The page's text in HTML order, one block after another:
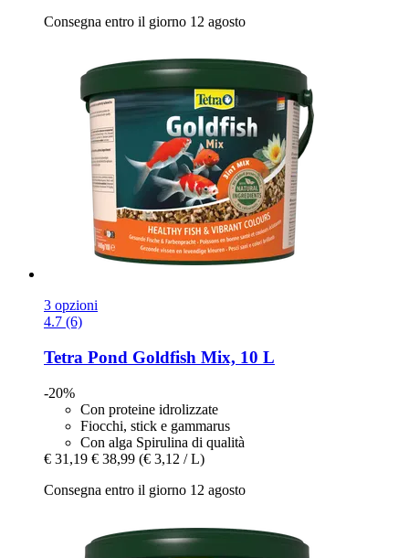
Consegna entro il giorno 12 agosto
3 opzioni
4.7 (6)
Tetra Pond Goldfish Mix, 10 L
-20%
Con proteine idrolizzate
Fiocchi, stick e gammarus
Con alga Spirulina di qualità
€ 31,19 € 38,99 (€ 3,12 / L)
Consegna entro il giorno 12 agosto